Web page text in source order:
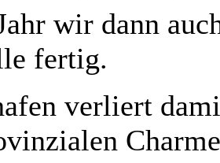
wir dann
fertig.
verliert